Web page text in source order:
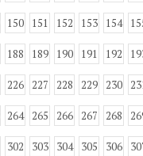
150 151 152 153 154
188 189 190 191 192
226 227 228 229 230
264 265 266 267 268
302 303 304 305 306